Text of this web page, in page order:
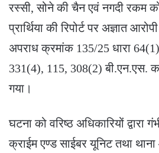
रस्सी, सोने की चैन एवं नगदी रकम
प्रार्थिया की रिपोर्ट पर अज्ञात
अपराध क्रमांक 135/25 धारा
331(4), 115, 308(2) बी.एन.एस.
गया।
घटना को वरिष्ठ अधिकारियों द्वारा
क्राईम एण्ड साईबर यूनिट तथा